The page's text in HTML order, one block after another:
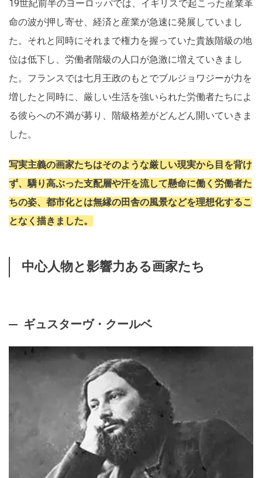
19世紀前半のヨーロッパでは、イギリスで起こった産業革
命の波が押し寄せ、経済と産業が急速に発展していまし
た。それと同時にそれまで権力を握っていた貴族階級の地
位は低下し、労働者階級の人口が急激に増えていきまし
た。フランスでは七月王政のもとでブルジョワジーが力を
増したと同時に、厳しい生活を強いられた労働者たちによ
る彼らへの不満が募り、階級格差がどんどん開いていきま
した。
写実主義の画家たちはそのような厳しい現実から目を背け
ず、驕り高ぶった支配層や汗を流して懸命に働く労働者た
ちの姿、都市化とは無縁の田舎の風景などを理想化するこ
となく描きました。
中心人物と影響力ある画家たち
ギュスターヴ・クールベ